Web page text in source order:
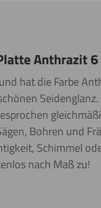
Anthrazit 6
hat die Farbe
Bohren und
Schimmel
nach Maß zu!